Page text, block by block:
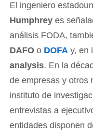
El ingeniero
Humphrey es
análisis FODA,
DAFO o DOFA y, en
analysis. En la
de empresas y otros
instituto de
entrevistas a
entidades disponen